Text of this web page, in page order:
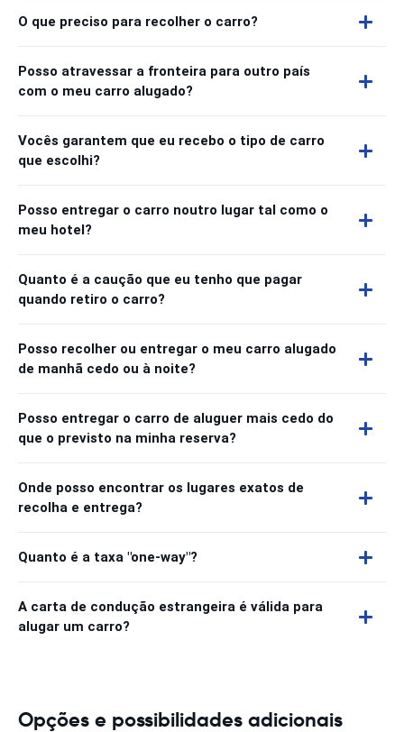
O que preciso para recolher o carro?
Posso atravessar a fronteira para outro país
com o meu carro alugado?
Vocês garantem que eu recebo o tipo de carro
que escolhi?
Posso entregar o carro noutro lugar tal como o
meu hotel?
Quanto é a caução que eu tenho que pagar
quando retiro o carro?
Posso recolher ou entregar o meu carro alugado
de manhã cedo ou à noite?
Posso entregar o carro de aluguer mais cedo do
que o previsto na minha reserva?
Onde posso encontrar os lugares exatos de
recolha e entrega?
Quanto é a taxa "one-way"?
A carta de condução estrangeira é válida para
alugar um carro?
Opções e possibilidades adicionais